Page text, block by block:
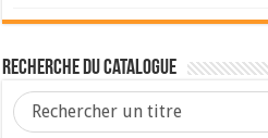
Recherche du Catalogue